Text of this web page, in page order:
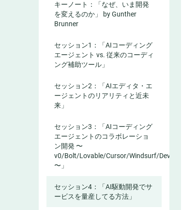
キーノート：「なぜ、いま開発
を変えるのか」 by Gunther
Brunner
セッション1：「AIコーディング
エージェント vs. 従来のコーディ
ング補助ツール」
セッション2：「AIエディタ・エ
ージェントのリアリティと近未
来」
セッション3：「AIコーディング
エージェントのコラボレーショ
ン開発 〜
v0/Bolt/Lovable/Cursor/Windsurf/Devin
〜」
セッション4：「AI駆動開発でサ
ービスを量産してる方法」